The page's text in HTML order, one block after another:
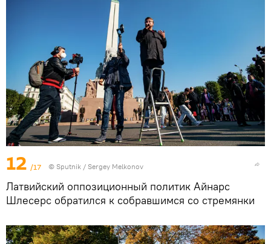
12 /17 © Sputnik / Sergey Melkonov
Латвийский оппозиционный политик Айнарс
Шлесерс обратился к собравшимся со стремянки